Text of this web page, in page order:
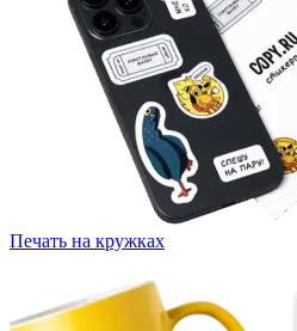
Печать на кружках